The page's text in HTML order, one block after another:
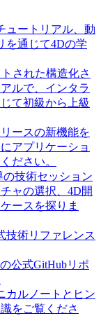
ュートリアル、動
を通じて4Dの学
された構造化さ
ルで、インタラ
て初級から上級
ースの新機能を
アプリケーショ
ださい。
の技術セッション
ャの選択、4D開
ースを探りま
技術リファレンス
公式GitHubリポ
カルノートとヒン
をご覧くださ